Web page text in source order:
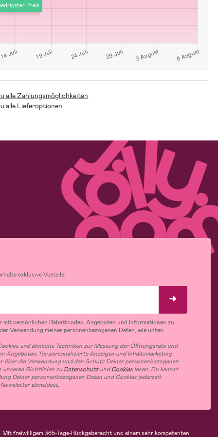
Preis
alle Zahlungsmöglichkeiten
alle Lieferoptionen
exklusive Vorteile!
mit persönlichen Rabattcodes, Angeboten und Informationen zu
Verwendung meiner personenbezogenen Daten, wie unten
und ähnliche Techniken zur Messung der Öffnungsrate und
Angeboten, für personalisierte Anzeigen und Inhaltsmarketing
über die Verwendung und den Schutz Deiner personenbezogenen
unseren Richtlinien zu DatenschutzundCookieslesen. Du kannst
Deiner personenbezogenen Daten und Cookies jederzeit
abmeldest.
freiwilligem 365-Tage-Rückgaberecht und einem sehr kompetenten